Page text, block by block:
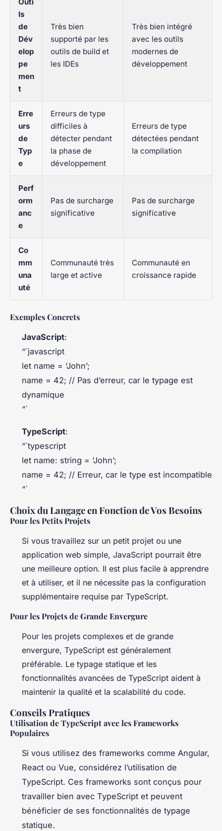
ls
de
Dév
elop
pe
men
t
Très bien
supporté par les
outils de build et
les IDEs
Très bien intégré
avec les outils
modernes de
développement
Erre
urs
de
Typ
e
Erreurs de type
difficiles à
détecter pendant
la phase de
développement
Erreurs de type
détectées pendant
la compilation
Perf
orm
anc
e
Pas de surcharge
significative
Pas de surcharge
significative
Co
mm
una
uté
Communauté très
large et active
Communauté en
croissance rapide
Exemples Concrets
JavaScript:
“`javascript
let name = ‘John’;
name = 42; // Pas d’erreur, car le typage est
dynamique
“`
TypeScript:
“`typescript
let name: string = ‘John’;
name = 42; // Erreur, car le type est incompatible
“`
Choix du Langage en Fonction de Vos Besoins
Pour les Petits Projets
Si vous travaillez sur un petit projet ou une
application web simple, JavaScript pourrait être
une meilleure option. Il est plus facile à apprendre
et à utiliser, et il ne nécessite pas la configuration
supplémentaire requise par TypeScript.
Pour les Projets de Grande Envergure
Pour les projets complexes et de grande
envergure, TypeScript est généralement
préférable. Le typage statique et les
fonctionnalités avancées de TypeScript aident à
maintenir la qualité et la scalabilité du code.
Conseils Pratiques
Utilisation de TypeScript avec les Frameworks
Populaires
Si vous utilisez des frameworks comme Angular,
React ou Vue, considérez l’utilisation de
TypeScript. Ces frameworks sont conçus pour
travailler bien avec TypeScript et peuvent
bénéficier de ses fonctionnalités de typage
statique.